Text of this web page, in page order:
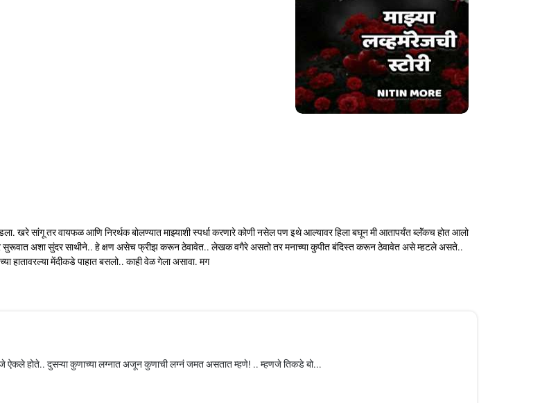
खरे सांगू तर वायफळ आणि निरर्थक बोलण्यात माझ्याशी स्पर्धा करणारे कोणी नसेल पण इथे आल्यावर हिला बघून मी आतापर्यंत ब्लॅंकच होत आलो
सुरूवात अशा सुंदर साथीने.. हे क्षण असेच फ्रीझ करून ठेवावेत.. लेखक वगैरे असतो तर मनाच्या कुपीत बंदिस्त करून ठेवावेत असे म्हटले असते..
हातावरल्या मेंदीकडे पाहात बसलो.. काही वेळ गेला असावा. मग
ऐकले होते.. दुसऱ्या कुणाच्या लग्नात अजून कुणाची लग्नं जमत असतात म्हणे! .. म्हणजे तिकडे बो...